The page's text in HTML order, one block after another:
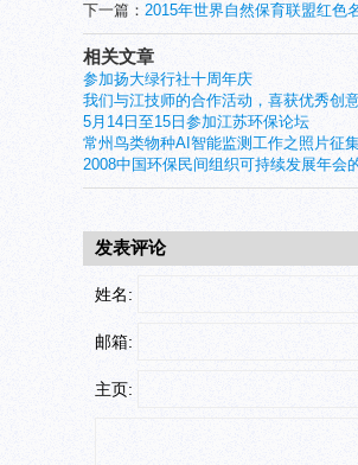
下一篇： 2015年世界自然保育联盟红色
相关文章
参加扬大绿行社十周年庆
我们与江技师的合作活动，喜获优秀创
5月14日至15日参加江苏环保论坛
常州鸟类物种AI智能监测工作之照片征
2008中国环保民间组织可持续发展年会
发表评论
姓名:
邮箱:
主页: